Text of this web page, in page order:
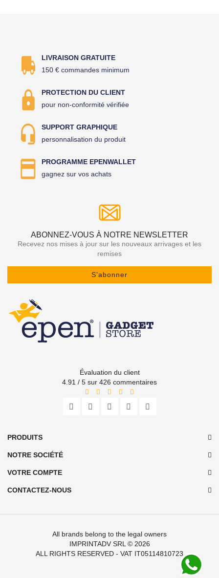
LIVRAISON GRATUITE
150 € commandes minimum
PROTECTION DU CLIENT
pour non-conformité vérifiée
SUPPORT GRAPHIQUE
personnalisation du produit
PROGRAMME EPENWALLET
gagnez sur vos achats
ABONNEZ-VOUS À NOTRE NEWSLETTER
Recevez nos mises à jour sur les nouveaux arrivages et les
remises
S’abonner
Évaluation du client
4.91 / 5 sur 426 commentaires
PRODUITS
NOTRE SOCIÉTÉ
VOTRE COMPTE
CONTACTEZ-NOUS
All brands belong to the legal owners
IMPRINTADV SRL © 2026
ALL RIGHTS RESERVED - VAT IT05114810723